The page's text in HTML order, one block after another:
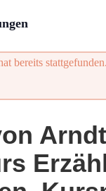
bereits stattgefunden.